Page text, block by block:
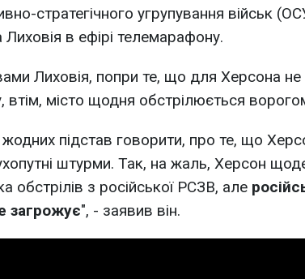
стратегічного угрупування військ
в ефірі телемарафону.
Лиховія, попри те, що для Херсона не
втім, місто щодня обстрілюється
підстав говорити, про те, що
штурми. Так, на жаль, Херсон
обстрілів з російської РСЗВ, але
загрожує", - заявив він.